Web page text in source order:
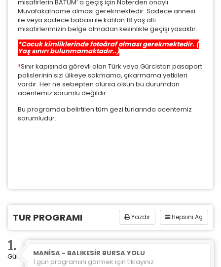
kullanımvegizlilik koşullarınıinceleyebilirsiniz.
Zorunlu Çerezler HER ZAMAN AKTIF
Oturum yönetimi, güvenlik ve temel site işlevleri için
ve devre dışı bırakılamaz.
Pazarlama Çerezleri
Size ve ilgi alanlarınıza uygun reklamlar göstermek
için kullanılır. Kapatırsanız reklamları görmeye devam
edersiniz, ancak daha az alakalı olabilirler.
misafirlerin BATUM’ a geçiş için Noterden onaylı
Muvafakatname alması gerekmektedir. Sadece annesi
ile veya sadece babası ile katılan 18 yaş altı
misafirlerimizin belge almadan kesinlikle geçişi yasaktır.
*Çocuk kimliklerinde fotoğraf olması gerekmektedir. (
Yaş sınırı bulunmamaktadır..)
*Sınır kapısında görevli olan Türk veya Gürcistan pasaport
polislerinin sizi ülkeye sokmama, çıkarmama yetkileri
vardır. Her ne sebepten olursa olsun bu durumdan
acentemiz sorumlu değildir.
Bu programda belirtilen tüm gezi turlarında acentemiz
sorumludur.
TUR PROGRAMI Yazdır Hepsini Aç
1.
Gün
MANİSA - BALIKESİR BURSA YOLU
1 gün programını görmek için tıklayınız